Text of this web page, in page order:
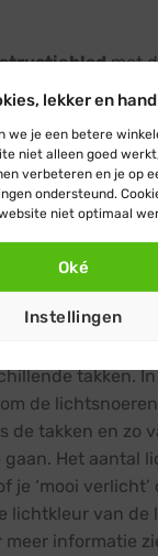
lekker en
we je een betere
niet alleen goed
verbeteren en je op
ondersteund.
niet optimaal
Oké
Instellingen
met
slimme expert-
boomverlichting
100 LEDs per
worden
rondom de
doorgekoppeld
lichtsnoer
we jenietaan
takken.
de
de takken en zo
Het aantal
je ‘mooi verlicht’
lichtkleur van de
meer informatie